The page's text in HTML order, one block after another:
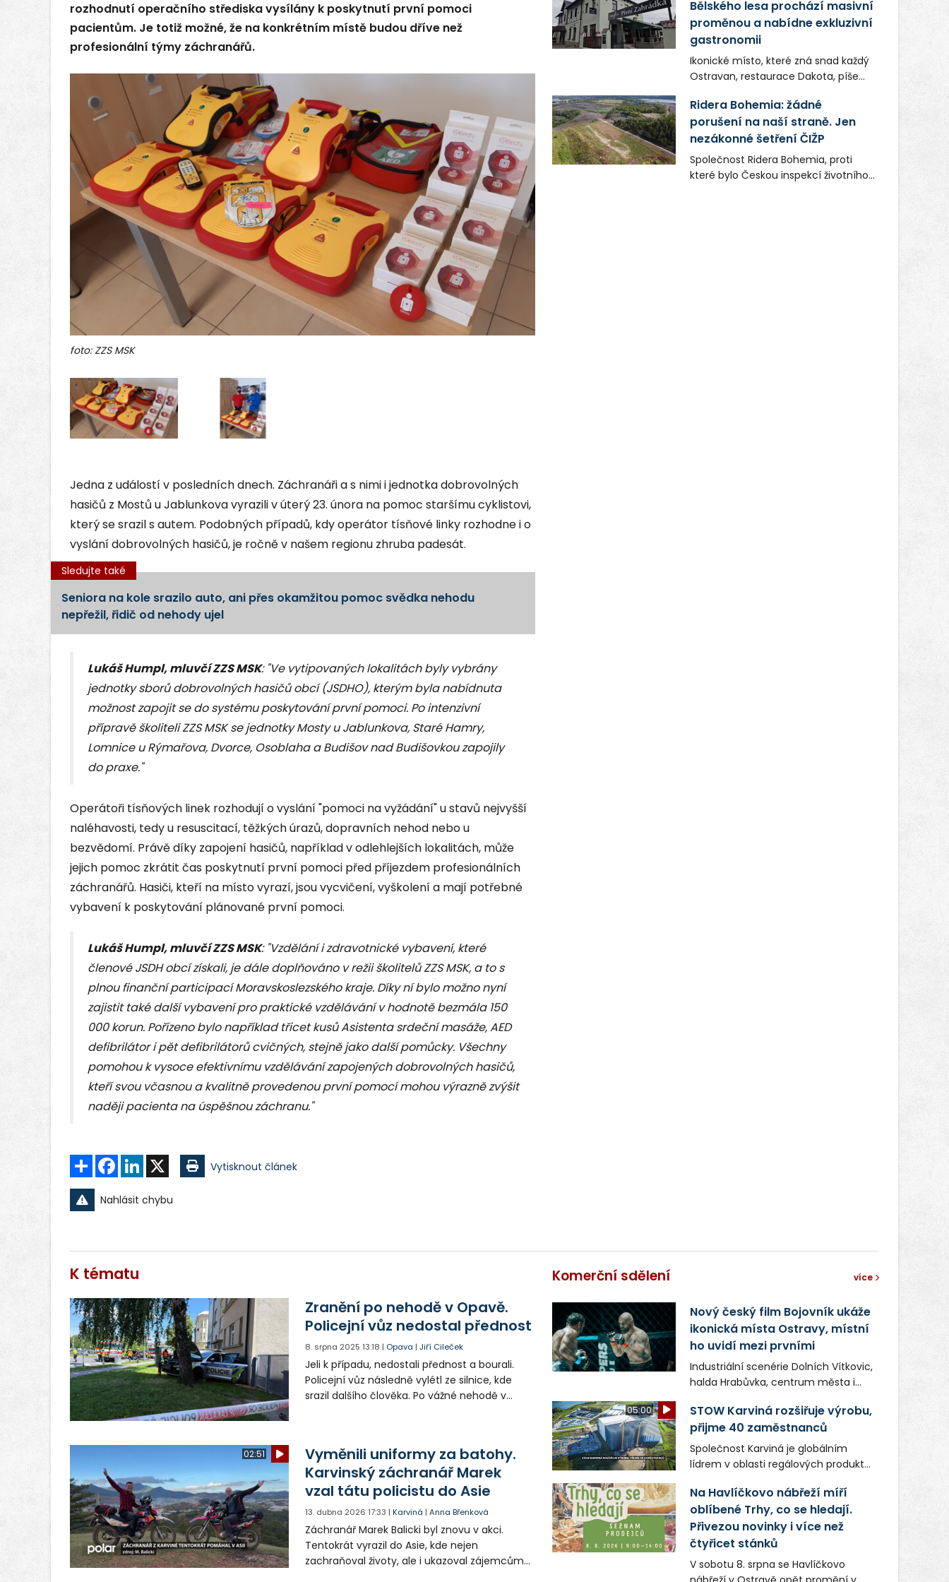
rozhodnutí operačního střediska vysílány k poskytnutí první pomoci
pacientům. Je totiž možné, že na konkrétním místě budou dříve než
profesionální týmy záchranářů.
foto: ZZS MSK
Jedna z událostí v posledních dnech. Záchranáři a s nimi i jednotka dobrovolných
hasičů z Mostů u Jablunkova vyrazili v úterý 23. února na pomoc staršímu cyklistovi,
který se srazil s autem. Podobných případů, kdy operátor tísňové linky rozhodne i o
vyslání dobrovolných hasičů, je ročně v našem regionu zhruba padesát.
Sledujte také
Seniora na kole srazilo auto, ani přes okamžitou pomoc svědka nehodu
nepřežil, řidič od nehody ujel
Lukáš Humpl, mluvčí ZZS MSK: "Ve vytipovaných lokalitách byly vybrány
jednotky sborů dobrovolných hasičů obcí (JSDHO), kterým byla nabídnuta
možnost zapojit se do systému poskytování první pomoci. Po intenzivní
přípravě školiteli ZZS MSK se jednotky Mosty u Jablunkova, Staré Hamry,
Lomnice u Rýmařova, Dvorce, Osoblaha a Budišov nad Budišovkou zapojily
do praxe."
Operátoři tísňových linek rozhodují o vyslání "pomoci na vyžádání" u stavů nejvyšší
naléhavosti, tedy u resuscitací, těžkých úrazů, dopravních nehod nebo u
bezvědomí. Právě díky zapojení hasičů, například v odlehlejších lokalitách, může
jejich pomoc zkrátit čas poskytnutí první pomoci před příjezdem profesionálních
záchranářů. Hasiči, kteří na místo vyrazí, jsou vycvičení, vyškolení a mají potřebné
vybavení k poskytování plánované první pomoci.
Lukáš Humpl, mluvčí ZZS MSK: "Vzdělání i zdravotnické vybavení, které
členové JSDH obcí získali, je dále doplňováno v režii školitelů ZZS MSK, a to s
plnou finanční participací Moravskoslezského kraje. Díky ní bylo možno nyní
zajistit také další vybavení pro praktické vzdělávání v hodnotě bezmála 150
000 korun. Pořízeno bylo například třicet kusů Asistenta srdeční masáže, AED
defibrilátor i pět defibrilátorů cvičných, stejně jako další pomůcky. Všechny
pomohou k vysoce efektivnímu vzdělávání zapojených dobrovolných hasičů,
kteří svou včasnou a kvalitně provedenou první pomocí mohou výrazně zvýšit
naději pacienta na úspěšnou záchranu."
Sdílet FacebookLinkedIn Vytisknout článek
Nahlásit chybu
Bělského lesa prochází masivní
proměnou a nabídne exkluzivní
gastronomii
Ikonické místo, které zná snad každý
Ostravan, restaurace Dakota, píše
společnost Dang Investment Group
s.r.o. investuje do projektu přes 50
milionů korun. Cílem je přinést
Ostravě dva špičkové gastronomické
koncepty, které v regionu dosud
chyběly, luxusní středomořskou
Ridera Bohemia: žádné
porušení na naší straně. Jen
nezákonné šetření ČIŽP
Společnost Ridera Bohemia, proti
které bylo Českou inspekcí životního
K tématu
Zranění po nehodě v Opavě.
Policejní vůz nedostal přednost
8. srpna 2025 13:18 | Opava |Jiří Cileček
Jeli k případu, nedostali přednost a bourali.
Policejní vůz následně vylétl ze silnice, kde
srazil dalšího člověka. Po vážné nehodě v
02:51
Vyměnili uniformy za batohy.
Karvinský záchranář Marek
vzal tátu policistu do Asie
13. dubna 2026 17:33 |Karviná |Anna Břenková
Záchranář Marek Balicki byl znovu v akci.
Tentokrát vyrazil do Asie, kde nejen
zachraňoval životy, ale i ukazoval zájemcům
Komerční sdělení více
Nový český film Bojovník ukáže
ikonická místa Ostravy, místní
ho uvidí mezi prvními
Industriální scenérie Dolních Vítkovic,
halda Hrabůvka, centrum města i
v novém filmu Bojovník, který vstoupí
do kin už 13. srpna. Režiséři Vojtěch
Frič a Tomáš Dianiška si
moravskoslezskou metropoli
nevybrali náhodou – její syrová
atmosféra se stala přirozenou
součástí příběhu bývalého
boxerského šampiona Hoffa (Milan
Ondrík), jenž se po letech vrací do
světa vrcholových zápasů, tentokrát
v MMA.
05:00
STOW Karviná rozšiřuje výrobu,
přijme 40 zaměstnanců
Společnost Karviná je globálním
lídrem v oblasti regálových produktů
zaměstnavatelem na Karvinsku a
firmou s obrovským potenciálem.
Na Havlíčkovo nábřeží míří
oblíbené Trhy, co se hledají.
Přivezou novinky i více než
čtyřicet stánků
V sobotu 8. srpna se Havlíčkovo